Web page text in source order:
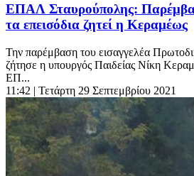
ΕΠΑΛ Σταυρούπολης:
τα επεισόδια ζητεί η Κεραμέως
Την παρέμβαση του εισαγγελέα
ζήτησε η υπουργός Παιδείας Νίκη
ΕΠ...
11:42 | Τετάρτη 29 Σεπτεμβρίου 2021